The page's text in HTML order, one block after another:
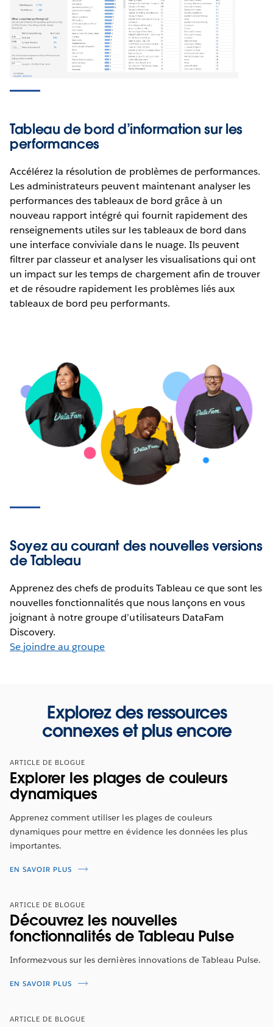
Tableau de bord d’information sur les
performances
Accélérez la résolution de problèmes de performances.
Lesadministrateurs peuvent maintenant analyser les
performances des tableaux de bord grâce à un
nouveau rapport intégré qui fournit rapidement des
renseignements utiles sur les tableaux de bord dans
une interface conviviale dans le nuage. Ils peuvent
filtrer par classeur et analyser les visualisations qui ont
un impact sur les temps de chargement afin de trouver
et de résoudre rapidement les problèmes liés aux
tableaux de bord peu performants.
Soyez au courant des nouvelles versions
de Tableau
Apprenez des chefs de produits Tableau ce que sont les
nouvelles fonctionnalités que nous lançons en vous
joignant à notre groupe d’utilisateurs DataFam
Discovery.
Se joindre au groupe
Explorez des ressources
connexes et plus encore
ARTICLE DE BLOGUE
Explorer les plages de couleurs
dynamiques
Apprenez comment utiliser les plages de couleurs
dynamiques pour mettre en évidence les données les plus
importantes.
EN SAVOIR PLUS
ARTICLE DE BLOGUE
Découvrez les nouvelles
fonctionnalités de Tableau Pulse
Informez-vous sur les dernières innovations de Tableau Pulse.
EN SAVOIR PLUS
ARTICLE DE BLOGUE